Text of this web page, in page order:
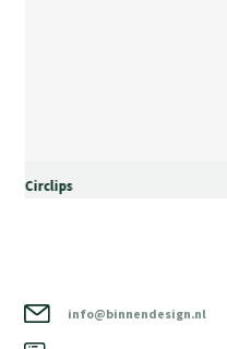
Circlips
info@binnendesign.nl